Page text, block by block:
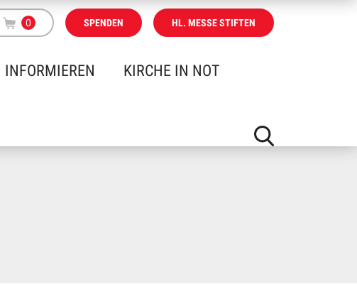
0 SPENDEN HL. MESSE STIFTEN
INFORMIEREN KIRCHE IN NOT